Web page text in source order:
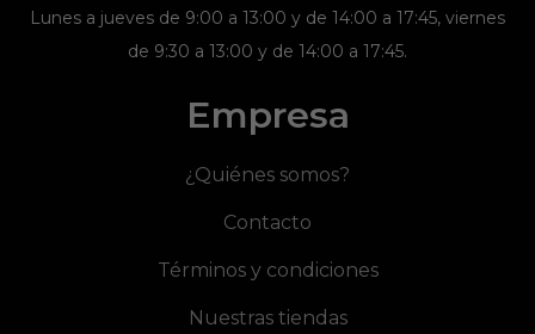
Lunes a jueves de 9:00 a 13:00 y de 14:00 a 17:45, viernes
de 9:30 a 13:00 y de 14:00 a 17:45.
Empresa
¿Quiénes somos?
Contacto
Términos y condiciones
Nuestras tiendas